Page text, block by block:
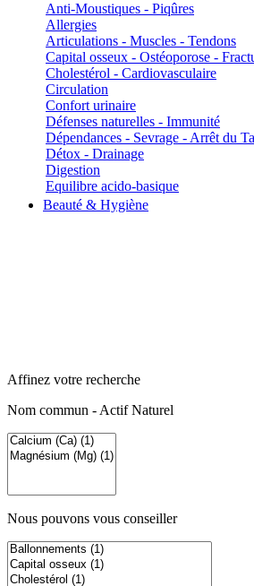
Anti-Moustiques - Piqûres
Allergies
Articulations - Muscles - Tendons
Capital osseux - Ostéoporose -
Cholestérol - Cardiovasculaire
Circulation
Confort urinaire
Défenses naturelles - Immunité
Dépendances - Sevrage - Arrêt du
Détox - Drainage
Digestion
Equilibre acido-basique
Beauté & Hygiène
Affinez votre recherche
Nom commun - Actif Naturel
Nous pouvons vous conseiller